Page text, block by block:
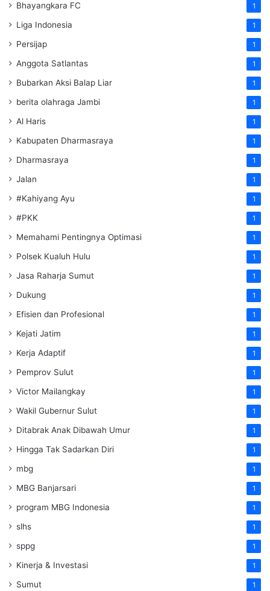
Bhayangkara FC 1
Liga Indonesia 1
Persijap 1
Anggota Satlantas 1
Bubarkan Aksi Balap Liar 1
berita olahraga Jambi 1
Al Haris 1
Kabupaten Dharmasraya 1
Dharmasraya 1
Jalan 1
#Kahiyang Ayu 1
#PKK 1
Memahami Pentingnya Optimasi 1
Polsek Kualuh Hulu 1
Jasa Raharja Sumut 1
Dukung 1
Efisien dan Profesional 1
Kejati Jatim 1
Kerja Adaptif 1
Pemprov Sulut 1
Victor Mailangkay 1
Wakil Gubernur Sulut 1
Ditabrak Anak Dibawah Umur 1
Hingga Tak Sadarkan Diri 1
mbg 1
MBG Banjarsari 1
program MBG Indonesia 1
slhs 1
sppg 1
Kinerja & Investasi 1
Sumut 1